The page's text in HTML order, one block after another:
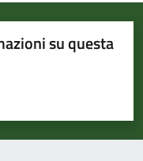
su questa